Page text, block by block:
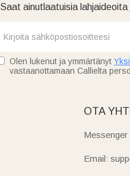
Saat ainutlaatuisia
Olen lukenut ja ymmärtänyt
vastaanottamaan Callielta
OTA
Messenger
Email: